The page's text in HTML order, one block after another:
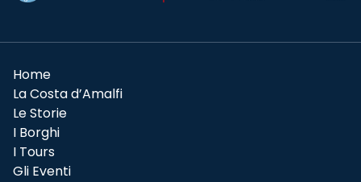
Home
La Costa d’Amalfi
Le Storie
I Borghi
I Tours
Gli Eventi